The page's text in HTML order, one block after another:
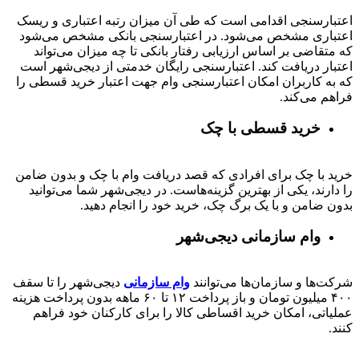
اعتبارسنجی اقدامی است که طی آن میزان رتبه اعتباری و ریسک
اعتباری مشخص می‌شود. در اعتبارسنجی بانکی مشخص می‌شود
که متقاضی بر اساس ارزیابی رفتار بانکی تا چه میزان می‌تواند
اعتبار دریافت کند. اعتبارسنجی رایگان خدمتی از دیجی‌شهر است
که به کاربران امکان اعتبارسنجی وام جهت اعتبار خرید قسطی را
فراهم می‌کند.
خرید قسطی با چک
خرید با چک برای افرادی که قصد دریافت وام با چک و بدون ضامن
را دارند، یکی از بهترین گزینه‌هاست. در دیجی‌شهر شما می‌توانید
بدون ضامن و با یک برگ چک، خرید خود را انجام دهید.
وام سازمانی دیجی‌شهر
شرکت‌ها و سازمان‌ها می‌توانند وام سازمانی دیجی‌شهر را تا سقف
۴۰۰ میلیون تومان و باز پرداخت ۱۲ تا ۶۰
ماهه بدون پرداخت هزینه
عملیاتی، امکان خرید اقساطی کالا را برای کارکنان خود فراهم
کنند.